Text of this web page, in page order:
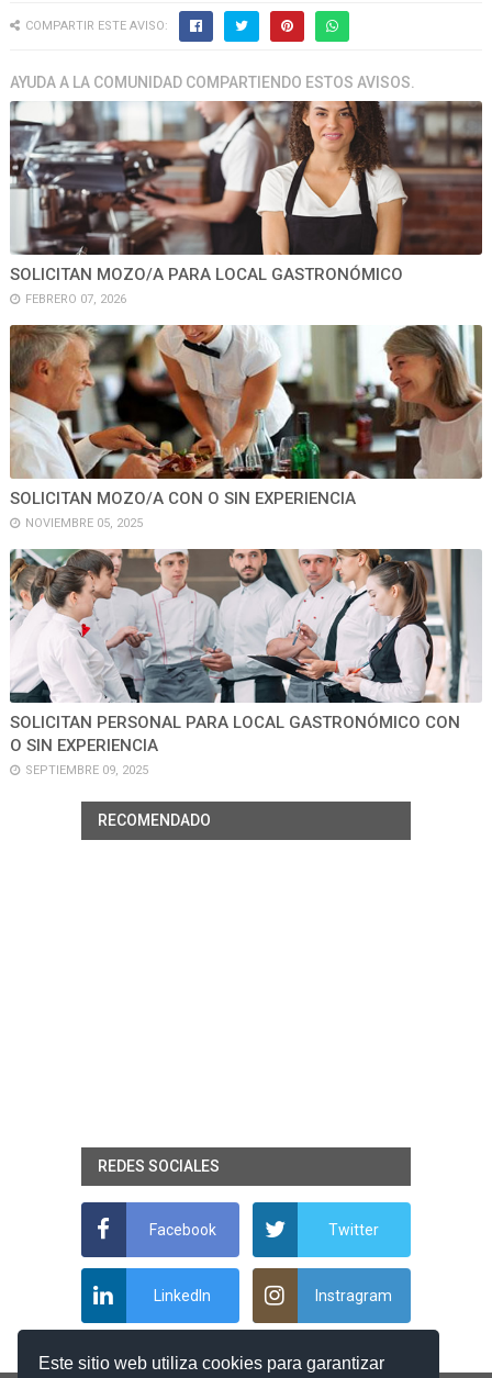
Este sitio web utiliza cookies para garantizar
COMPARTIR ESTE AVISO:
AYUDA A LA COMUNIDAD COMPARTIENDO ESTOS AVISOS.
SOLICITAN MOZO/A PARA LOCAL GASTRONÓMICO
FEBRERO 07, 2026
SOLICITAN MOZO/A CON O SIN EXPERIENCIA
NOVIEMBRE 05, 2025
SOLICITAN PERSONAL PARA LOCAL GASTRONÓMICO CON
O SIN EXPERIENCIA
SEPTIEMBRE 09, 2025
RECOMENDADO
REDES SOCIALES
Facebook Twitter
LinkedIn Instragram